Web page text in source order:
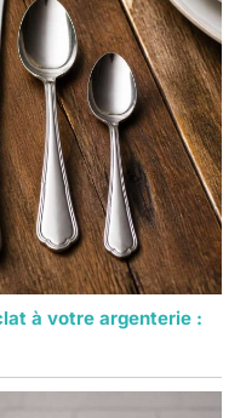
à votre argenterie :